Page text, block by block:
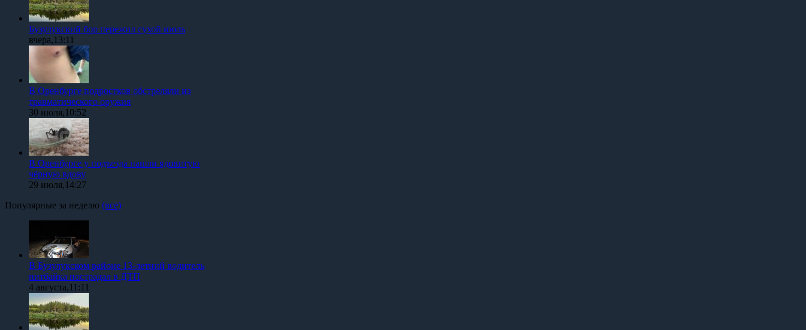
Бузулукский бор пережил сухой июль
вчера,13:11
В Оренбурге подростков обстреляли из
травматического оружия
30 июля,10:52
В Оренбурге у подъезда нашли ядовитую
чёрную вдову
29 июля,14:27
Популярные за неделю (все)
В Бузулукском районе 13-летний водитель
питбайка пострадал в ДТП
4 августа,11:11